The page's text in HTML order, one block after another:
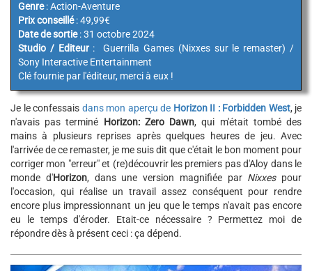
Genre: Action-Aventure
Prix conseillé: 49,99€
Date de sortie: 31 octobre 2024
Studio / Editeur: Guerrilla Games (Nixxes sur le remaster) /
Sony Interactive Entertainment
Clé fournie par l'éditeur, merci à eux !
Je le confessais dans mon aperçu de Horizon II : Forbidden West, je
n'avais pas terminé Horizon: Zero Dawn, qui m'était tombé des
mains à plusieurs reprises après quelques heures de jeu. Avec
l'arrivée de ce remaster, je me suis dit que c'était le bon moment pour
corriger mon "erreur" et (re)découvrir les premiers pas d'Aloy dans le
monde d'Horizon, dans une version magnifiée par Nixxes pour
l'occasion, qui réalise un travail assez conséquent pour rendre
encore plus impressionnant un jeu que le temps n'avait pas encore
eu le temps d'éroder. Etait-ce nécessaire ? Permettez moi de
répondre dès à présent ceci : ça dépend.